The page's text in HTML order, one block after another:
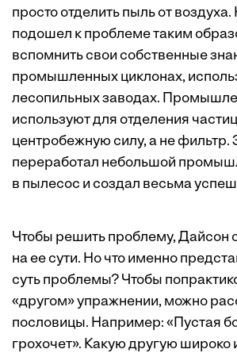
просто отделить пыль от воздуха.
подошел к проблеме таким
вспомнить свои собственные
промышленных циклонах,
лесопильных заводах.
используют для отделения
центробежную силу, а не фильтр.
переработал небольшой
в пылесос и создал весьма
Чтобы решить проблему, Дайсон
на ее сути. Но что именно
суть проблемы? Чтобы
«другом» упражнении, можно
пословицы. Например: «Пустая
грохочет». Какую другую широко